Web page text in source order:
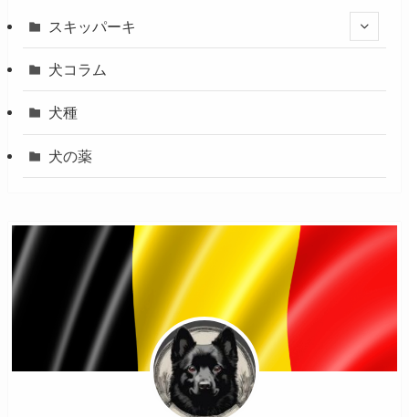
スキッパーキ
犬コラム
犬種
犬の薬